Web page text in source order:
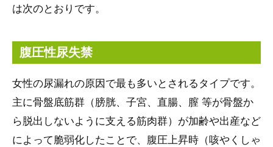
は次のとおりです。
腹圧性尿失禁
女性の尿漏れの原因で最も多いとされるタイプです。
主に骨盤底筋群（膀胱、子宮、直腸、膣 等が骨盤か
ら脱出しないように支える筋肉群）が加齢や出産など
によって脆弱化したことで、腹圧上昇時（咳やくしゃ